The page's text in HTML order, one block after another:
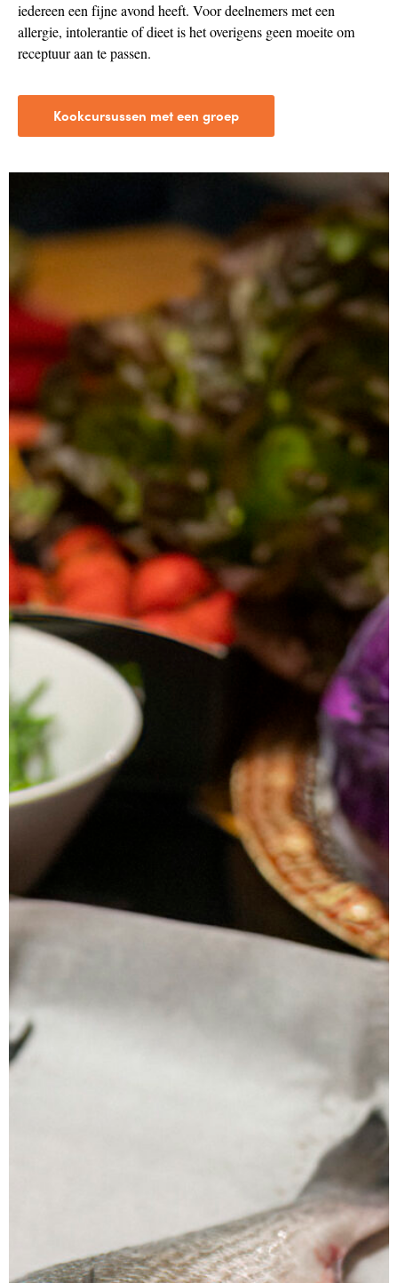
iedereen een fijne avond heeft. Voor deelnemers met een
allergie, intolerantie of dieet is het overigens geen moeite om
receptuur aan te passen.
Kookcursussen met een groep